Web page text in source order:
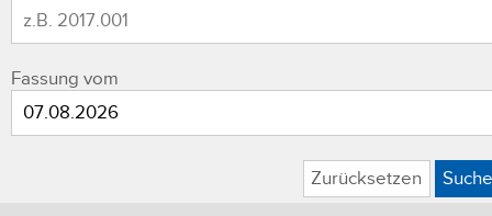
Fassung vom
Zurücksetzen